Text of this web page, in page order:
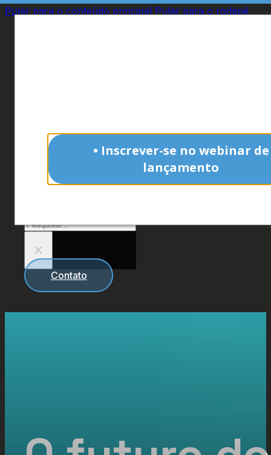
• Inscrever-se no webinar de
lançamento
Pular para o conteúdo principal Pular para o rodapé
Site
Pesquisar
×
Contato